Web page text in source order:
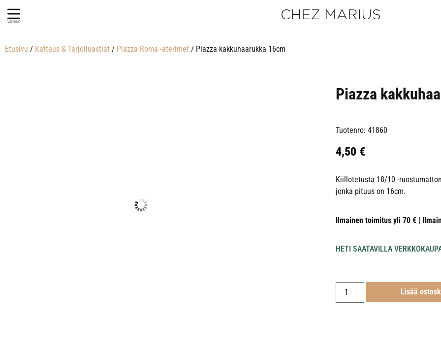
VALIKKO
Etusivu / Kattaus & Tarjoiluastiat / Piazza Roma -aterimet / Piazza kakkuhaarukka 16cm
Piazza
Tuotenro: 41860
4,50 €
Kiillotetusta 18/10 -
jonka pituus on 16cm.
Ilmainen toimitus yli 70 € |
HETI SAATAVILLA
Lisää